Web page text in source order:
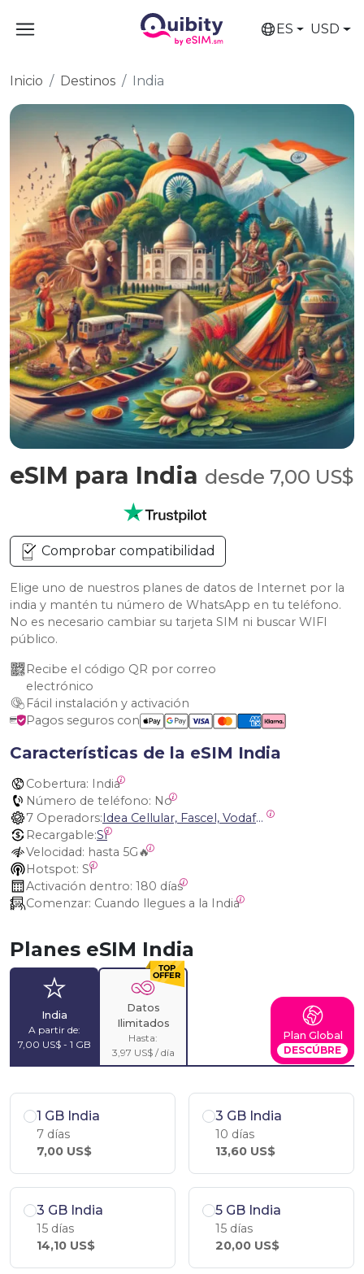
ES USD
Inicio Destinos India
eSIM para India desde 7,00 US$
Comprobar compatibilidad
Elige uno de nuestros planes de datos de Internet por la
india y mantén tu número de WhatsApp en tu teléfono.
No es necesario cambiar su tarjeta SIM ni buscar WIFI
público.
Recibe el código QR por correo
electrónico
Fácil instalación y activación
Pagos seguros con
Características de la eSIM India
Cobertura: India
Número de teléfono: No
7 Operadors:
Idea Cellular, Fascel, Vodafone, Bharti Airtel, Vodafone Idea, Bharti Airtel India (Andhra Pradesh INDJH), Bharti Airtel (UP East IND10)
Recargable:Sí
Velocidad: hasta 5G🔥
Hotspot: Sí
Activación dentro: 180 días
Comenzar: Cuando llegues a la India
Planes eSIM India
India
A partir de:
7,00 US$ - 1 GB
Datos
Ilimitados
Hasta:
3,97 US$ / día
Plan Global
DESCÚBRE
1 GB India
7 días
7,00 US$
3 GB India
10 días
13,60 US$
3 GB India
15 días
14,10 US$
5 GB India
15 días
20,00 US$